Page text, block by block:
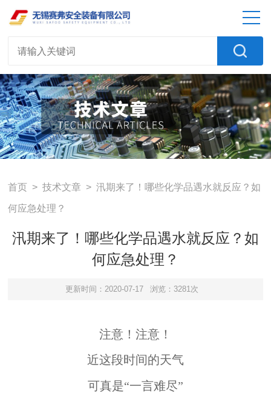
首页 >技术文章 > 汛期来了！哪些化学品遇水就反应？如
何应急处理？
汛期来了！哪些化学品遇水就反应？如
何应急处理？
更新时间：2020-07-17 浏览：3281次
注意！注意！
近这段时间的天气
可真是“一言难尽”